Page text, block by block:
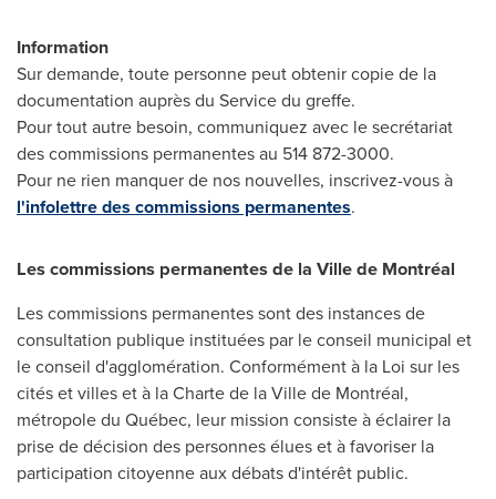
Information
Sur demande, toute personne peut obtenir copie de la
documentation auprès du Service du greffe.
Pour tout autre besoin, communiquez avec le secrétariat
des commissions permanentes au 514 872-3000.
Pour ne rien manquer de nos nouvelles, inscrivez-vous à
l'infolettre des commissions permanentes.
Les commissions permanentes de la Ville de Montréal
Les commissions permanentes sont des instances de
consultation publique instituées par le conseil municipal et
le conseil d'agglomération. Conformément à la Loi sur les
cités et villes et à la Charte de la Ville de Montréal,
métropole du Québec, leur mission consiste à éclairer la
prise de décision des personnes élues et à favoriser la
participation citoyenne aux débats d'intérêt public.